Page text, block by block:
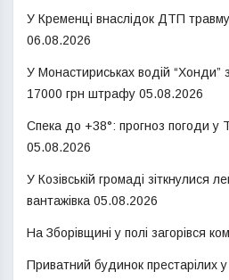
У Кременці внаслідок ДТП
06.08.2026
У Монастириськах водій “Хонди”
17000 грн штрафу 05.08.2026
Спека до +38°: прогноз погоди у
05.08.2026
У Козівській громаді зіткнулися
вантажівка 05.08.2026
На Зборівщині у полі загорівся
Приватний будинок престарілих у